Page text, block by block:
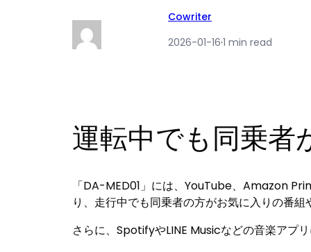
Cowriter
2026-01-16·1 min read
運転中でも同乗者
「DA-MED01」には、YouTube、Amazon
り、走行中でも同乗者の方がお気に入りの番組
さらに、SpotifyやLINE Musicなどの音楽アプ